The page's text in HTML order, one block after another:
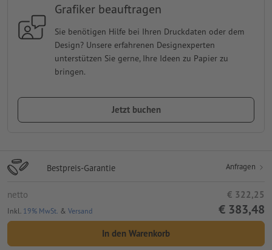
Grafiker beauftragen
Sie benötigen Hilfe bei Ihren Druckdaten oder dem
Design? Unsere erfahrenen Designexperten
unterstützen Sie gerne, Ihre Ideen zu Papier zu
bringen.
Jetzt buchen
Bestpreis-Garantie Anfragen
netto € 322,25
Inkl. 19% MwSt. & Versand € 383,48
In den Warenkorb